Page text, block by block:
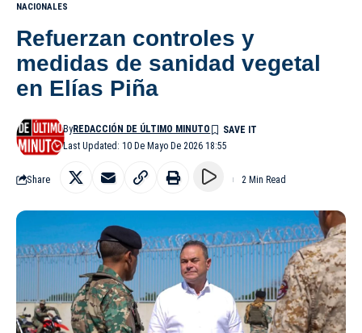
NACIONALES
Refuerzan controles y
medidas de sanidad vegetal
en Elías Piña
Last Updated: 10 De Mayo De 2026 18:55
ByREDACCIÓN DE ÚLTIMO MINUTO
Share 2 Min Read